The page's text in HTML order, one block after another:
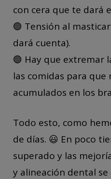
con cera que te dará
🟢 Tensión al
dará cuenta).
🟢 Hay que extremar
las comidas para
acumulados en los
Todo esto, como
de días. 😃 En poco
superado y las
y alineación dental